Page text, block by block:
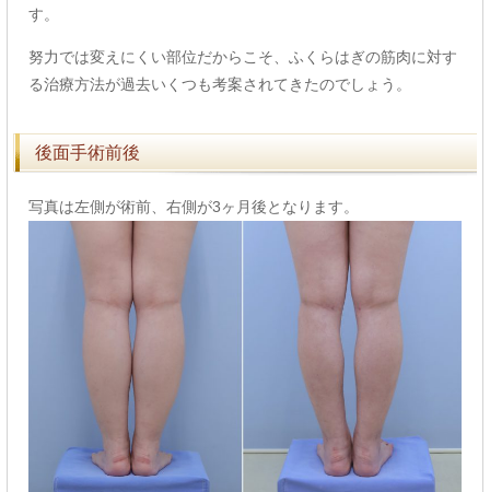
す。
努力では変えにくい部位だからこそ、ふくらはぎの筋肉に対す
る治療方法が過去いくつも考案されてきたのでしょう。
後面手術前後
写真は左側が術前、右側が3ヶ月後となります。